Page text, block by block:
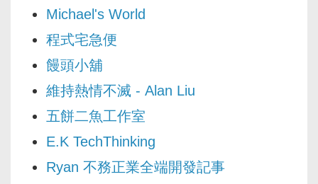
Michael's World
程式宅急便
饅頭小舖
維持熱情不滅 - Alan Liu
五餅二魚工作室
E.K TechThinking
Ryan 不務正業全端開發記事